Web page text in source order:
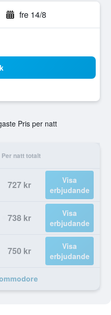
fre 14/8
Pris per natt
Per natt totalt
727 kr
Visa
erbjudande
738 kr
Visa
erbjudande
750 kr
Visa
erbjudande